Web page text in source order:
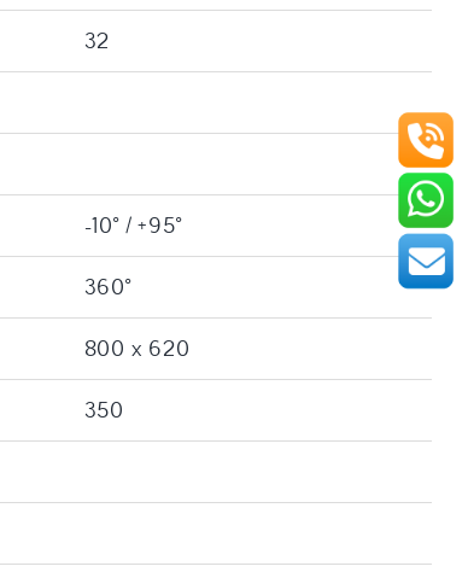
32
-10° / +95°
360°
800 x 620
350